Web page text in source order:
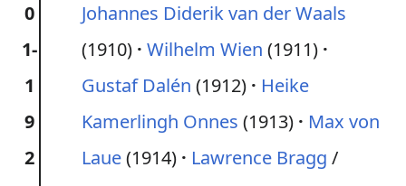
0
1-
1
9
2
Johannes Diderik van der Waals
(1910) Wilhelm Wien (1911)
Gustaf Dalén (1912)
Heike
Kamerlingh Onnes (1913)
Max von
Laue(1914) Lawrence Bragg /